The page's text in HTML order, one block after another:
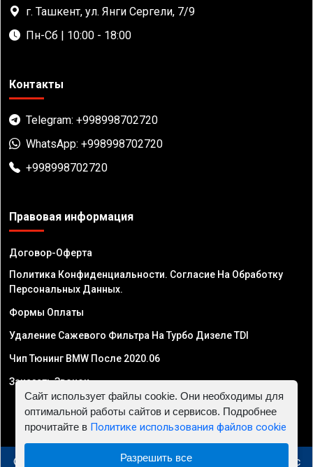
г. Ташкент, ул. Янги Сергели, 7/9
Пн-Сб | 10:00 - 18:00
Контакты
Telegram: +998998702720
WhatsApp: +998998702720
+998998702720
Правовая информация
Договор-Оферта
Политика Конфиденциальности. Согласие На Обработку
Персональных Данных.
Формы Оплаты
Удаление Сажевого Фильтра На Турбо Дизеле TDI
Чип Тюнинг BMW После 2020.06
Заказать Звонок
© 2010 - 2026 Чип тюнинг в Узбекистане - Автосервис
Сайт использует файлы cookie. Они необходимы для
оптимальной работы сайтов и сервисов. Подробнее
прочитайте в Политике использования файлов cookie
Разрешить все